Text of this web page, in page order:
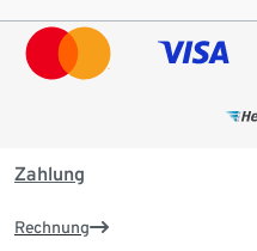
Zahlung
Rechnung